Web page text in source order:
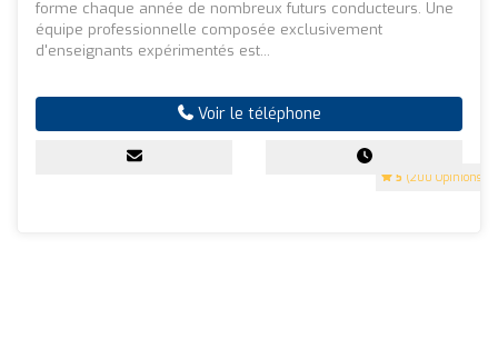
5 (200 Opinions)
forme chaque année de nombreux futurs conducteurs. Une
équipe professionnelle composée exclusivement
d'enseignants expérimentés est...
Voir le téléphone